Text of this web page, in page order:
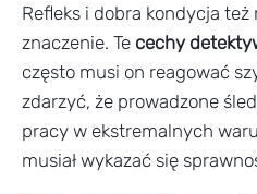
Refleks i dobra kondycja
znaczenie. Te cechy
często musi on reagować
zdarzyć, że prowadzone
pracy w ekstremalnych
musiał wykazać się